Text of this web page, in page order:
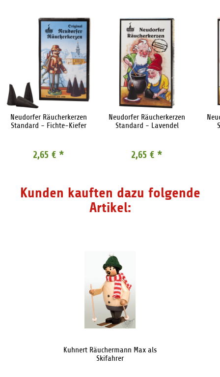
Neudorfer Räucherkerzen
Standard - Fichte-Kiefer
2,65 € *
Neudorfer Räucherkerzen
Standard - Lavendel
2,65 € *
Kunden kauften dazu folgende
Artikel:
Kuhnert Räuchermann Max als
Skifahrer